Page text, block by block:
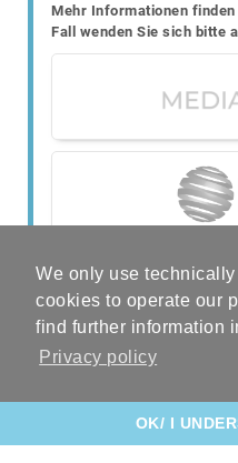
We only use
cookies to operate our
find further information
Privacy policy
OK/ I
Mehr Informationen
Fall wenden Sie sich bitte
Note: *
INFORMATION